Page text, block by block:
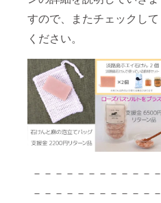
すので、またチェックして
ください。
－－－－－－－－－－－－
－－－－－－－－－－－－